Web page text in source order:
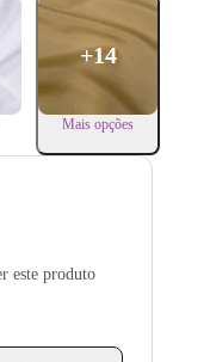
+14
Mais opções
este produto